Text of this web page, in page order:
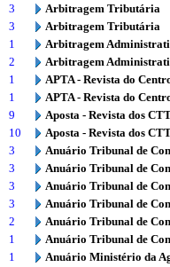
3
Arbitragem Tributária
3
Arbitragem Tributária
1
Arbitragem
2
Arbitragem
1
APTA - Revista do
1
APTA - Revista do
9
Aposta - Revista dos
10
Aposta - Revista dos
3
Anuário Tribunal de
3
Anuário Tribunal de
3
Anuário Tribunal de
3
Anuário Tribunal de
2
Anuário Tribunal de
1
Anuário Tribunal de
1
Anuário Ministério da